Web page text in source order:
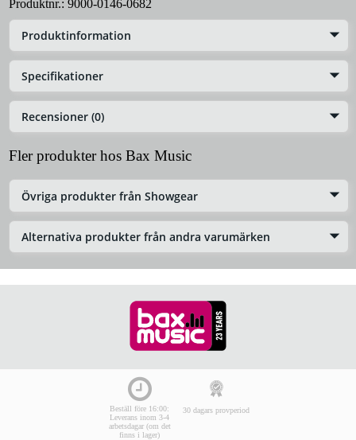
Produktnr.: 9000-0146-0682
Produktinformation
Specifikationer
Recensioner (0)
Fler produkter hos Bax Music
Övriga produkter från Showgear
Alternativa produkter från andra varumärken
Beställ före 16:00:
Leverans inom 3-4
arbetsdagar (om det
finns i lager)
30 dagars provperiod